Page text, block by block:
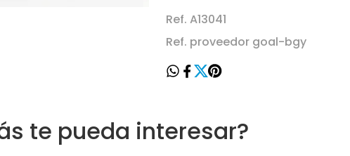
Ref. A13041
Ref. proveedor goal-bgy
te pueda interesar?